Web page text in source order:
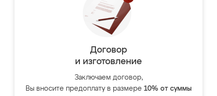
Договор
и изготовление
Заключаем договор,
Вы вносите предоплату в размере 10% от суммы